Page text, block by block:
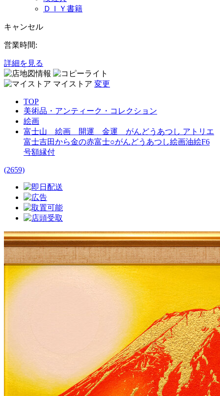
ＤＩＹ書籍
キャンセル
営業時間:
詳細を見る
マイストア 変更
TOP
美術品・アンティーク・コレクション
絵画
富士山 絵画 開運 金運 がんどうあつし アトリエ
富士吉田から金の赤富士○がんどうあつし絵画油絵F6
号額縁付
(2659)